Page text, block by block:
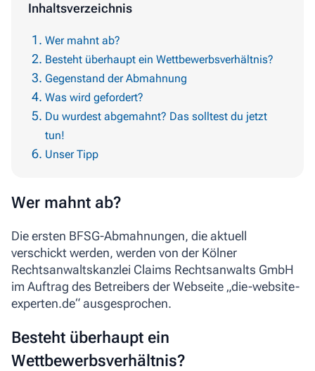
Inhaltsverzeichnis
Wer mahnt ab?
Besteht überhaupt ein Wettbewerbsverhältnis?
Gegenstand der Abmahnung
Was wird gefordert?
Du wurdest abgemahnt? Das solltest du jetzt
tun!
Unser Tipp
Wer mahnt ab?
Die ersten BFSG-Abmahnungen, die aktuell
verschickt werden, werden von der Kölner
Rechtsanwaltskanzlei Claims Rechtsanwalts GmbH
im Auftrag des Betreibers der Webseite „die-website-
experten.de“ ausgesprochen.
Besteht überhaupt ein
Wettbewerbsverhältnis?